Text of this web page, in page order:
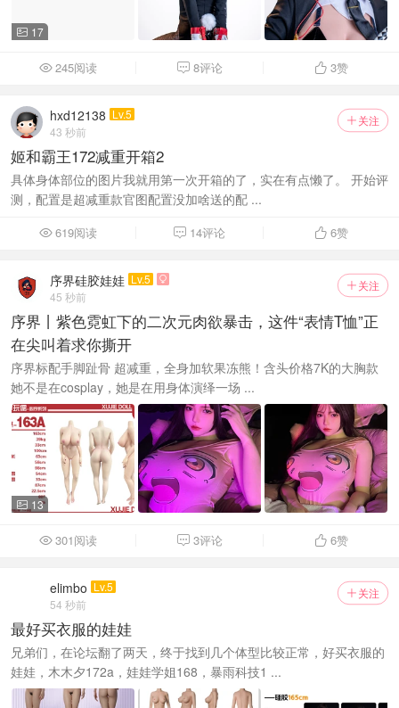
 17
245阅读  8评论  3赞
 关注
hxd12138 Lv.5
43 秒前
姬和霸王172减重开箱2
具体身体部位的图片我就用第一次开箱的了，实在有点懒了。 开始评
测，配置是超减重款官图配置没加啥送的配 ...
619阅读  14评论  6赞
 关注
序界硅胶娃娃 Lv.5 
45 秒前
序界丨紫色霓虹下的二次元肉欲暴击，这件“表情T恤”正
在尖叫着求你撕开
序界标配手脚趾骨 超减重，全身加软果冻熊！含头价格7K的大胸款
她不是在cosplay，她是在用身体演绎一场 ...
 13
301阅读  3评论  6赞
 关注
elimbo Lv.5
54 秒前
最好买衣服的娃娃
兄弟们，在论坛翻了两天，终于找到几个体型比较正常，好买衣服的
娃娃，木木夕172a，娃娃学姐168，暴雨科技1 ...